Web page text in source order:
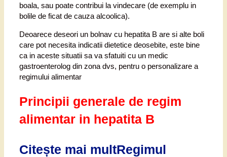
boala, sau poate contribui la vindecare (de exemplu in
bolile de ficat de cauza alcoolica).
Deoarece deseori un bolnav cu hepatita B are si alte boli
care pot necesita indicatii dietetice deosebite, este bine
ca in aceste situatii sa va sfatuiti cu un medic
gastroenterolog din zona dvs, pentru o personalizare a
regimului alimentar
Principii generale de regim
alimentar in hepatita B
Citește mai multRegimul